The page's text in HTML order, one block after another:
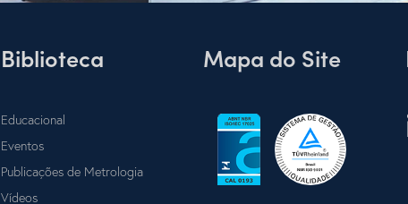
Biblioteca
Educacional
Eventos
Publicações de Metrologia
Vídeos
Mapa do Site